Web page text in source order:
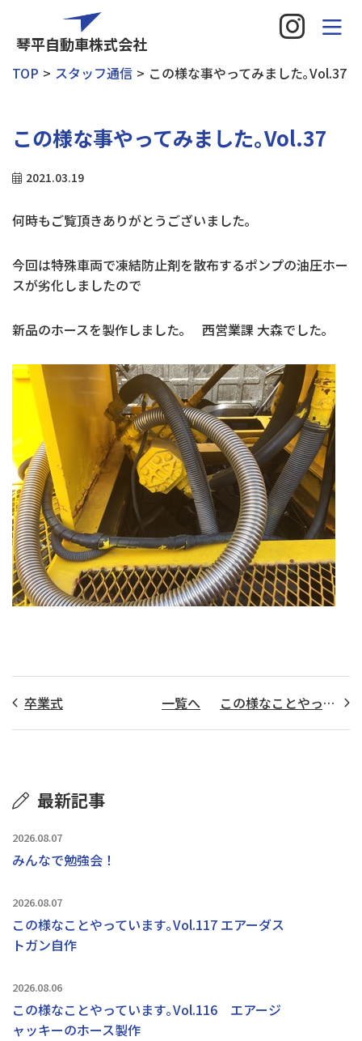
琴平自動車株式会社
TOP スタッフ通信 この様な事やってみました｡Vol.37
この様な事やってみました｡Vol.37
2021.03.19
何時もご覧頂きありがとうございました｡
今回は特殊車両で凍結防止剤を散布するポンプの油圧ホー
スが劣化しましたので
新品のホースを製作しました｡ 西営業課 大森でした｡
卒業式 一覧へ この様なことやってみました｡ Vol.38
最新記事
2026.08.07
みんなで勉強会！
2026.08.07
この様なことやっています｡Vol.117 エアーダス
トガン自作
2026.08.06
この様なことやっています｡Vol.116 エアージ
ャッキーのホース製作